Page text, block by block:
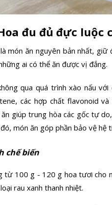
đu đủ đực luộc
món ăn nguyên bản nhất,
ai có thể ăn được vị đắng.
qua quá trình xào nấu
các hợp chất flavonoid
giúp trung hòa các gốc tự
món ăn góp phần bảo vệ hệ
chế biến
từ 100 g - 120 g hoa tươi cho
rau xanh thanh nhiệt.